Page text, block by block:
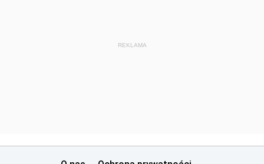
REKLAMA